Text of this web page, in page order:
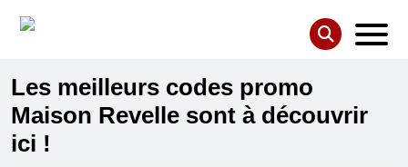
Les meilleurs codes promo
Maison Revelle sont à découvrir
ici !